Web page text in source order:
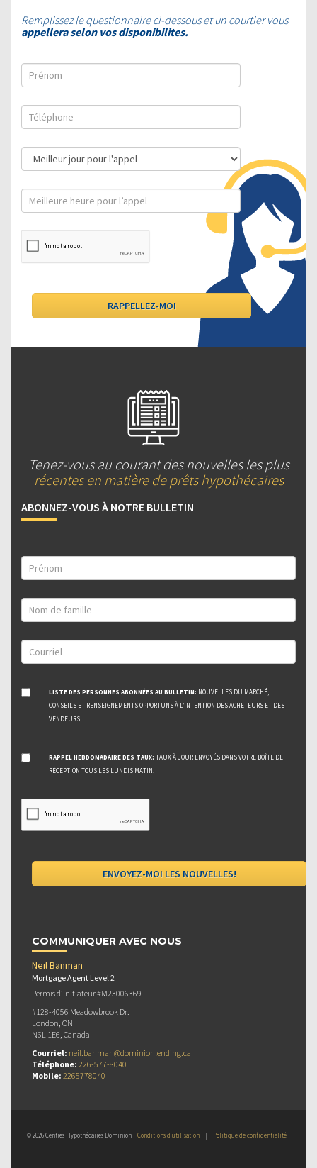
Remplissez le questionnaire ci-dessous et un courtier vous
appellera selon vos disponibilites.
Tenez-vous au courant des nouvelles les plus
récentes en matière de prêts hypothécaires
ABONNEZ-VOUS À NOTRE BULLETIN
LISTE DES PERSONNES ABONNÉES AU BULLETIN: NOUVELLES DU MARCHÉ,
CONSEILS ET RENSEIGNEMENTS OPPORTUNS À L’INTENTION DES ACHETEURS ET DES
VENDEURS.
RAPPEL HEBDOMADAIRE DES TAUX: TAUX À JOUR ENVOYÉS DANS VOTRE BOÎTE DE
RÉCEPTION TOUS LES LUNDIS MATIN.
COMMUNIQUER AVEC NOUS
Neil Banman
Mortgage Agent Level 2
Permis d’initiateur #M23006369
#128-4056 Meadowbrook Dr.
London, ON
N6L 1E6, Canada
Courriel: neil.banman@dominionlending.ca
Téléphone: 226-577-8040
Mobile: 2265778040
© 2026 Centres Hypothécaires Dominion Conditions d’utilisation | Politique de confidentialité